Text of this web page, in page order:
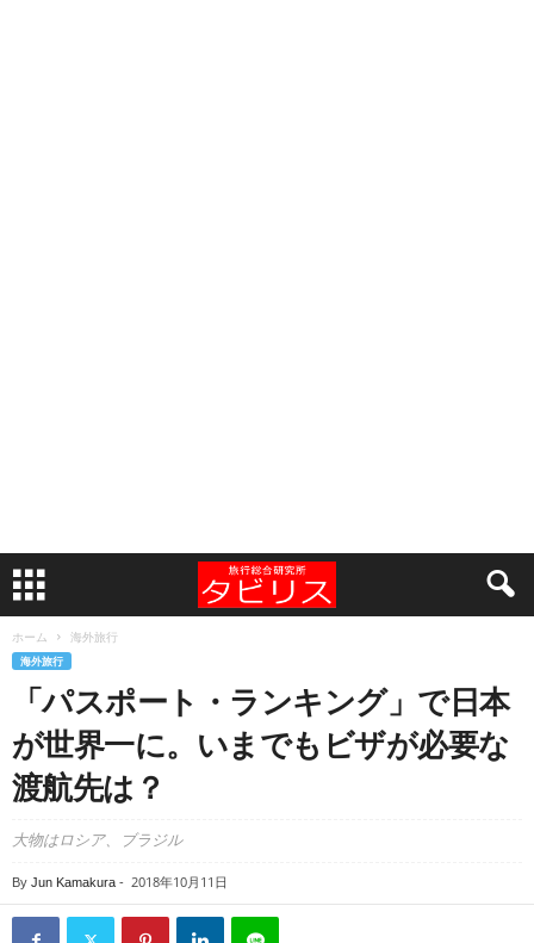
ホーム 海外旅行
海外旅行
「パスポート・ランキング」で日本
が世界一に。いまでもビザが必要な
渡航先は？
大物はロシア、ブラジル
By Jun Kamakura - 2018年10月11日